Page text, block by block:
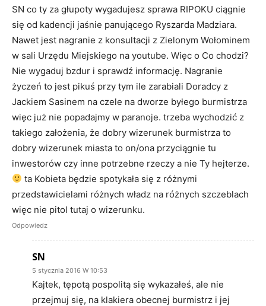
SN co ty za głupoty wygadujesz sprawa RIPOKU ciągnie
się od kadencji jaśnie panującego Ryszarda Madziara.
Nawet jest nagranie z konsultacji z Zielonym Wołominem
w sali Urzędu Miejskiego na youtube. Więc o Co chodzi?
Nie wygaduj bzdur i sprawdź informację. Nagranie
życzeń to jest pikuś przy tym ile zarabiali Doradcy z
Jackiem Sasinem na czele na dworze byłego burmistrza
więc już nie popadajmy w paranoje. trzeba wychodzić z
takiego założenia, że dobry wizerunek burmistrza to
dobry wizerunek miasta to on/ona przyciągnie tu
inwestorów czy inne potrzebne rzeczy a nie Ty hejterze.
ta Kobieta będzie spotykała się z różnymi
przedstawicielami różnych władz na różnych szczeblach
więc nie pitol tutaj o wizerunku.
Odpowiedz
SN
5 stycznia 2016 W 10:53
Kajtek, tępotą pospolitą się wykazałeś, ale nie
przejmuj się, na klakiera obecnej burmistrz i jej